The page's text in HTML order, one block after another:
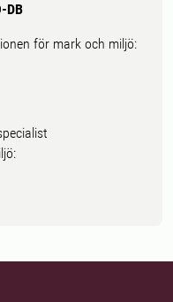
DB
för mark och miljö: